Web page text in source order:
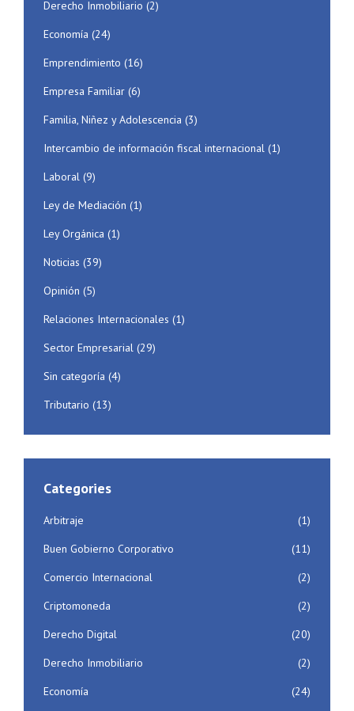
Derecho Inmobiliario (2)
Economía (24)
Emprendimiento (16)
Empresa Familiar (6)
Familia, Niñez y Adolescencia (3)
Intercambio de información fiscal internacional (1)
Laboral (9)
Ley de Mediación (1)
Ley Orgánica (1)
Noticias (39)
Opinión (5)
Relaciones Internacionales (1)
Sector Empresarial (29)
Sin categoría (4)
Tributario (13)
Categories
Arbitraje
(1)
Buen Gobierno Corporativo
(11)
Comercio Internacional
(2)
Criptomoneda
(2)
Derecho Digital
(20)
Derecho Inmobiliario
(2)
Economía
(24)